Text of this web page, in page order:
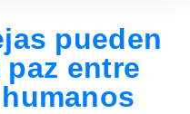
pueden
entre
Русский